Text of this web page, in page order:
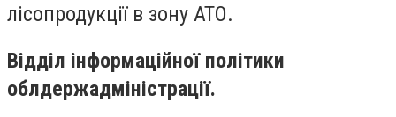
лісопродукції в зону АТО.
Відділ інформаційної політики
облдержадміністрації.